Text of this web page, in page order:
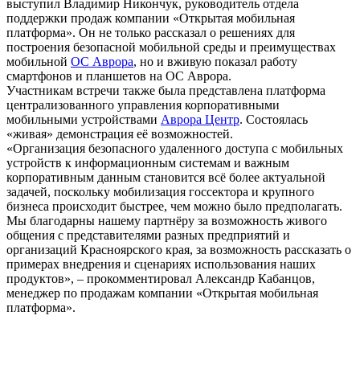
выступил Владимир Никончук, руководитель отдела
поддержки продаж компании «Открытая мобильная
платформа». Он не только рассказал о решениях для
построения безопасной мобильной среды и преимуществах
мобильной ОС Аврора, но и вживую показал работу
смартфонов и планшетов на ОС Аврора.
Участникам встречи также была представлена платформа
централизованного управления корпоративными
мобильными устройствами Аврора Центр. Состоялась
«живая» демонстрация её возможностей.
«Организация безопасного удаленного доступа с мобильных
устройств к информационным системам и важным
корпоративным данным становится всё более актуальной
задачей, поскольку мобилизация госсектора и крупного
бизнеса происходит быстрее, чем можно было предполагать.
Мы благодарны нашему партнёру за возможность живого
общения с представителями разных предприятий и
организаций Красноярского края, за возможность рассказать о
примерах внедрения и сценариях использования наших
продуктов», – прокомментировал Александр Кабанцов,
менеджер по продажам компании «Открытая мобильная
платформа».